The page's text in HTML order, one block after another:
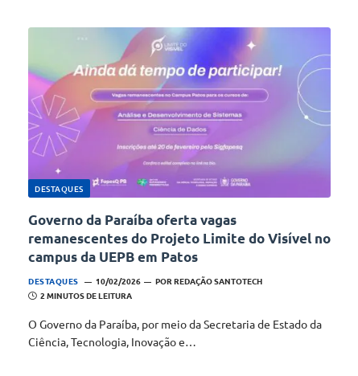
DESTAQUES
Governo da Paraíba oferta vagas
remanescentes do Projeto Limite do Visível no
campus da UEPB em Patos
DESTAQUES 10/02/2026 POR REDAÇÃO SANTOTECH
2 MINUTOS DE LEITURA
O Governo da Paraíba, por meio da Secretaria de Estado da
Ciência, Tecnologia, Inovação e…